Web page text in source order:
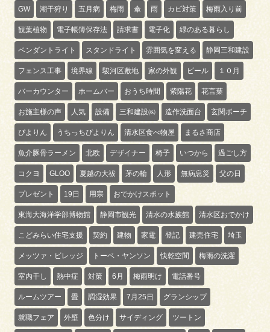
GW 潮干狩り 五月病 梅雨 傘 雨 カビ対策 梅雨入り前
観葉植物 電子帳簿保存法 請求書 電子化 緑のある暮らし
ペンダントライト スタンドライト 雰囲気を変える 静岡三和建設
フェンス工事 境界線 駿河区敷地 家の外観 ビール １０月
バーカウンター ホームバー おうち時間 紫陽花 花言葉
お施主様の声 人気 設備 三和建設㈱ 造作洗面台 玄関ポーチ
ぴよりん うちっちぴよりん 清水区食べ物屋 まるさ商店
魚介豚骨ラーメン 北欧 デザイナー 椅子 いつから 過ごし方
コクヨ GLOO 夏越の大祓 茅の輪 人形 無病息災 父の日
プレゼント 19日 用宗 おでかけスポット
東海大海洋学部博物館 静岡市観光 清水の水族館 清水区おでかけ
こどみらい住宅支援 契約 建物 家電 登記 建売住宅 埼玉
メッツァ・ビレッジ トーベ・ヤンソン 快乾空間 梅雨の洗濯
室内干し 熱中症 対策 6月 梅雨明け 電話番号
ルームツアー 畳 調湿効果 7月25日 グランシップ
就職フェア 外壁 色分け サイディング ツートン